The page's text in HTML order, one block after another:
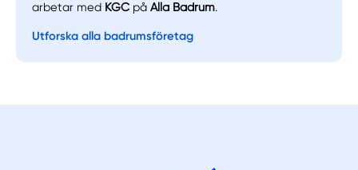
arbetar med KGC på Alla Badrum.
Utforska alla badrumsföretag